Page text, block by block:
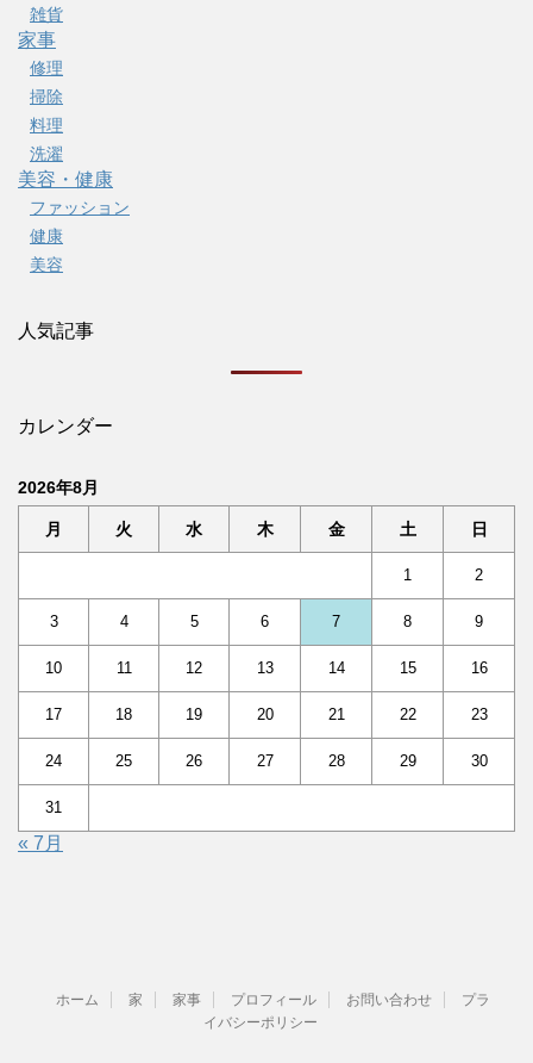
雑貨
家事
修理
掃除
料理
洗濯
美容・健康
ファッション
健康
美容
人気記事
カレンダー
2026年8月
月 火 水 木 金 土 日
1 2
3 4 5 6 7 8 9
10 11 12 13 14 15 16
17 18 19 20 21 22 23
24 25 26 27 28 29 30
31
« 7月
ホーム 家 家事 プロフィール お問い合わせ
プラ
イバシーポリシー